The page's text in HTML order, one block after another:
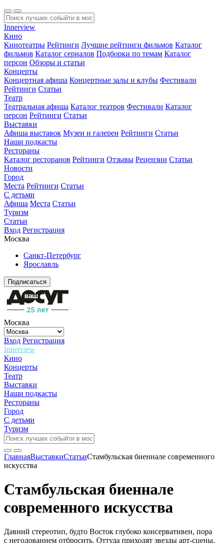
Innerview
Кино
Кинотеатры Рейтинги Лучшие рейтинги фильмов Каталог
фильмов Каталог сериалов Подборки по темам Каталог
персон Обзоры и статьи
Концерты
Концертная афиша Концертные залы и клубы Фестивали
Рейтинги Статьи
Театр
Театральная афиша Каталог театров Фестивали Каталог
персон Рейтинги Статьи
Выставки
Афиша выставок Музеи и галереи Рейтинги Статьи
Наши подкасты
Рестораны
Каталог ресторанов Рейтинги Отзывы Рецензии Статьи
Новости
Город
Места Рейтинги Статьи
С детьми
Афиша Места Статьи
Туризм
Статьи
Вход Регистрация
Москва
Санкт-Петербург
Ярославль
Подписаться
Москва
Вход Регистрация
Innerview
Кино
Концерты
Театр
Выставки
Наши подкасты
Рестораны
Город
С детьми
Туризм
ГлавнаяВыставкиСтатьиСтамбульская биеннале современного
искусства
Стамбульская биеннале
современного искусства
Давний стереотип, будто Восток глубоко консервативен, пора
с негодованием отбросить. Оттуда приходят звезды арт-сцены.